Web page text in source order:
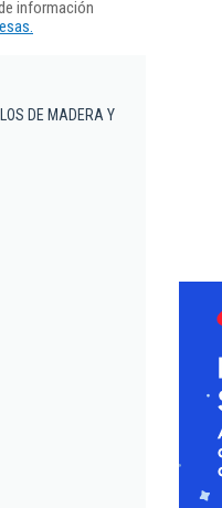
información
DE MADERA Y